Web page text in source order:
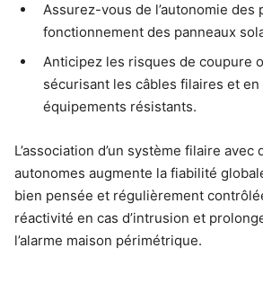
Assurez-vous de l’autonomie des
fonctionnement des panneaux
Anticipez les risques de coupure
sécurisant les câbles filaires et
équipements résistants.
L’association d’un système filaire avec
autonomes augmente la fiabilité
bien pensée et régulièrement
réactivité en cas d’intrusion et
l’alarme maison périmétrique.